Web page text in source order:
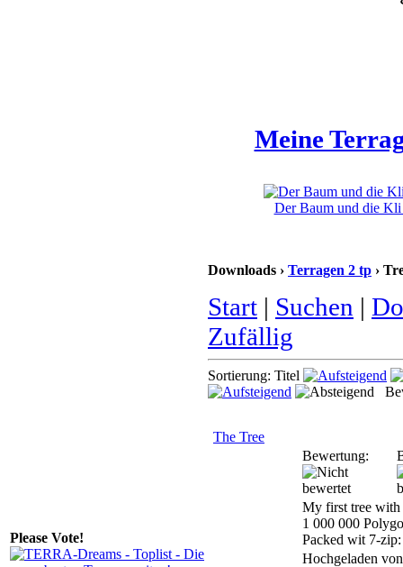
Please Vote!
Meine
Der Baum und die Kli
Downloads › Terragen 2 tp ›
Start | Suchen |
Zufällig
Sortierung: Titel
The Tree
Bewertung:
My first tree
1 000 000
Packed wit 7-
Hochgeladen